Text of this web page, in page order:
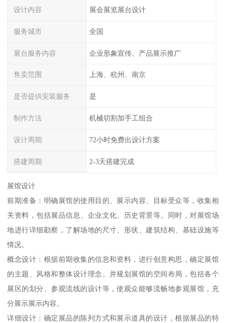
设计内容 展会展览展台设计
服务城市 全国
展台服务内容 企业形象宣传、产品展示推广
售卖范围 上海、杭州、南京
是否提供安装服务 是
制作方法 机械切割加手工组合
设计周期 72小时免费出设计方案
搭建周期 2-3天搭建完成
展馆设计
前期准备：明确展馆的使用目的、展示内容、目标受众等，收集相
关资料，包括展品信息、企业文化、历史背景等。同时，对展馆场
地进行详细勘察，了解场地的尺寸、形状、建筑结构、基础设施等
情况。
概念设计：根据前期收集的信息和资料，进行创意构思，确定展馆
的主题、风格和整体设计理念。并规划展馆的空间布局，包括各个
展区的划分、参观流线的设计等，使观众能够流畅地参观展馆，充
分展示展示内容。
详细设计：确定展品的陈列方式和展示道具的设计，根据展品的特